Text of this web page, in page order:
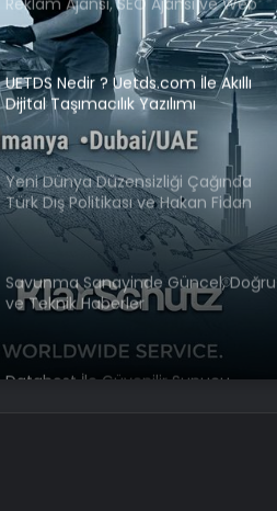
UETDS Nedir ? Uetds.com İle Akıllı
Dijital Taşımacılık Yazılımı
Yeni Dünya Düzensizliği Çağında
Türk Dış Politikası ve Hakan Fidan
Faktörü
Savunma Sanayinde Güncel, Doğru
ve Teknik Haberler
Datahost İle Güvenilir Sunucu
Hizmetleri